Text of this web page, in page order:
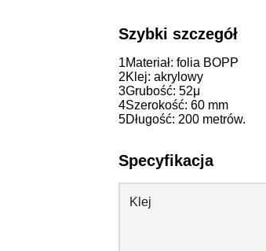
Szybki szczegół
1Materiał: folia BOPP
2Klej: akrylowy
3Grubość: 52μ
4Szerokość: 60 mm
5Długość: 200 metrów.
Specyfikacja
Klej